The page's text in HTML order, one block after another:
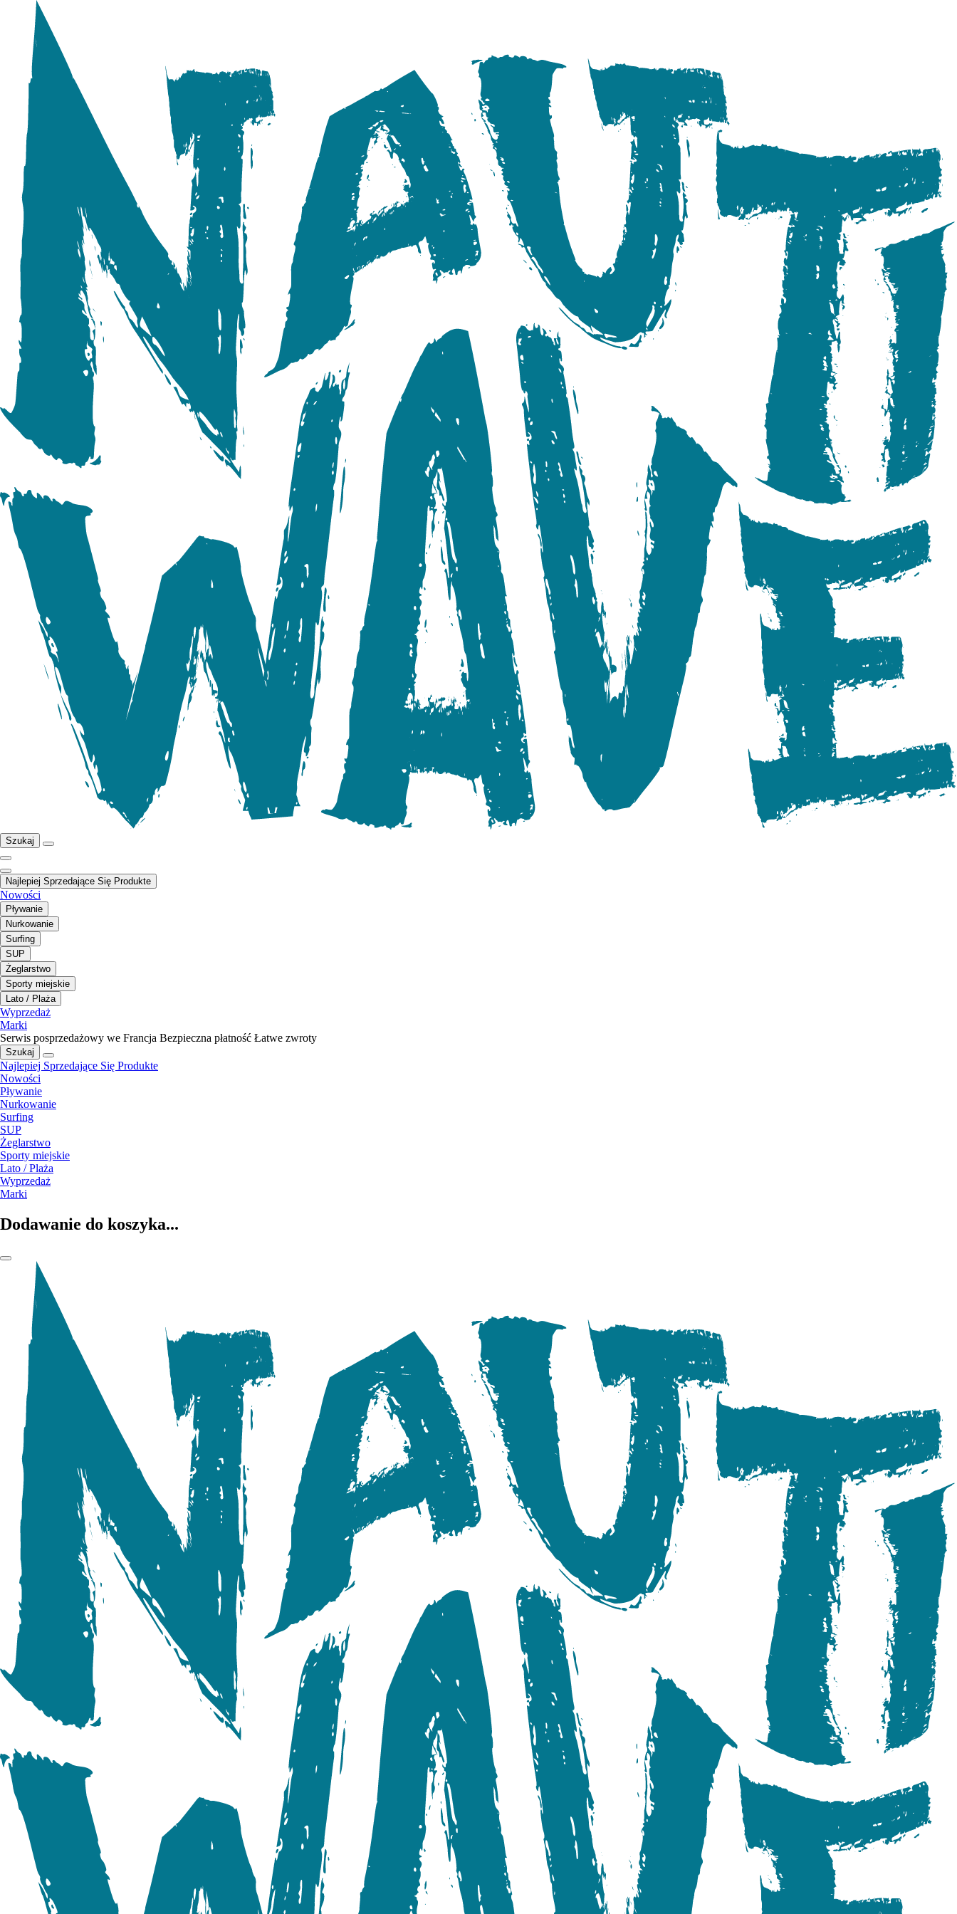
Szukaj
Najlepiej Sprzedające Się Produkte
Nowości
Pływanie
Nurkowanie
Surfing
SUP
Żeglarstwo
Sporty miejskie
Lato / Plaża
Wyprzedaż
Marki
Serwis posprzedażowy we Francja Bezpieczna płatność Łatwe zwroty
Szukaj
Najlepiej Sprzedające Się Produkte
Nowości
Pływanie
Nurkowanie
Surfing
SUP
Żeglarstwo
Sporty miejskie
Lato / Plaża
Wyprzedaż
Marki
Dodawanie do koszyka...